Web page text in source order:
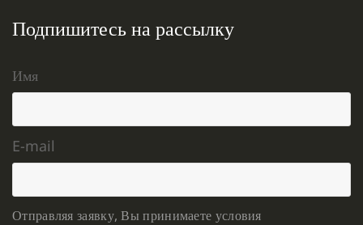
Подпишитесь на рассылку
Имя
E-mail
Отправляя заявку, Вы принимаете условия